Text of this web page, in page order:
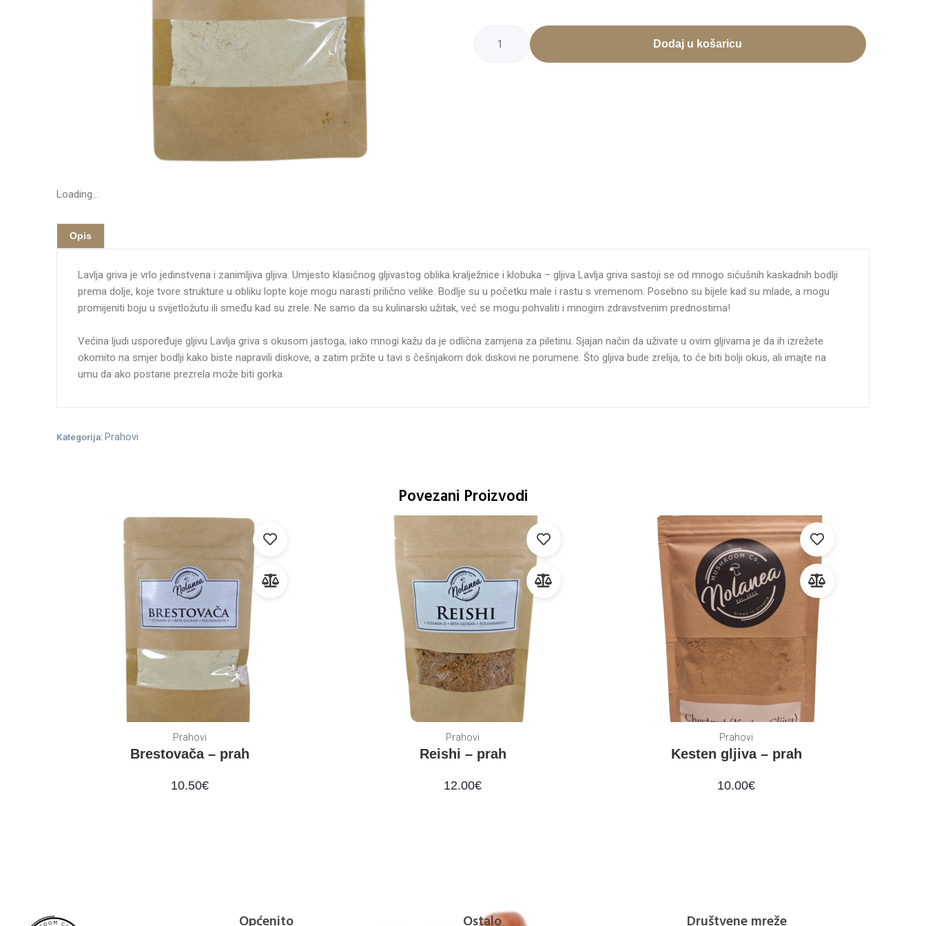
Dodaj u košaricu
Loading...
Opis
Lavlja griva je vrlo jedinstvena i zanimljiva gljiva. Umjesto klasičnog gljivastog oblika kralježnice i klobuka – gljiva Lavlja griva sastoji se od mnogo sićušnih kaskadnih bodlji
prema dolje, koje tvore strukture u obliku lopte koje mogu narasti prilično velike. Bodlje su u početku male i rastu s vremenom. Posebno su bijele kad su mlade, a mogu
promijeniti boju u svijetložutu ili smeđu kad su zrele. Ne samo da su kulinarski užitak, već se mogu pohvaliti i mnogim zdravstvenim prednostima!
Većina ljudi uspoređuje gljivu Lavlja griva s okusom jastoga, iako mnogi kažu da je odlična zamjena za piletinu. Sjajan način da uživate u ovim gljivama je da ih izrežete
okomito na smjer bodlji kako biste napravili diskove, a zatim pržite u tavi s češnjakom dok diskovi ne porumene. Što gljiva bude zrelija, to će biti bolji okus, ali imajte na
umu da ako postane prezrela može biti gorka.
Kategorija:Prahovi
Povezani Proizvodi
Prahovi
Brestovača – prah
10.50€
Prahovi
Reishi – prah
12.00€
Prahovi
Kesten gljiva – prah
10.00€